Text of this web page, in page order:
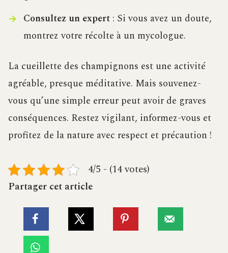
Consultez un expert: Si vous avez un doute,
montrez votre récolte à un mycologue.
La cueillette des champignons est une activité
agréable, presque méditative. Mais souvenez-
vous qu’une simple erreur peut avoir de graves
conséquences. Restez vigilant, informez-vous et
profitez de la nature avec respect et précaution !
4/5 - (14 votes)
Partager cet article